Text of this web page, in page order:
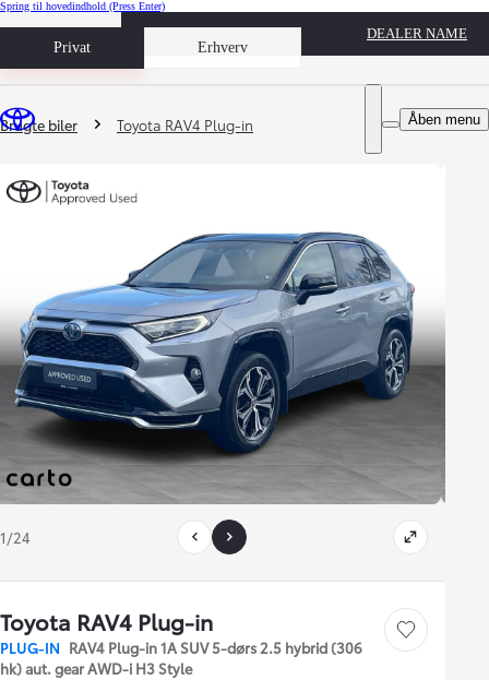
Spring til hovedindhold (Press Enter)
Privat Erhverv
Book prøvetur
DEALER NAME
Åben menu
Du er her
Brugte biler Toyota RAV4 Plug-in
1/24
Toyota RAV4 Plug-in
PLUG-IN RAV4 Plug-in 1A SUV 5-dørs 2.5 hybrid (306
hk) aut. gear AWD-i H3 Style
Gem bil